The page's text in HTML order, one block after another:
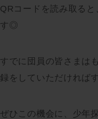
QRコードを読み取る
す◎
すでに団員の皆さまは
録をしていただければ
ぜひこの機会に、少年